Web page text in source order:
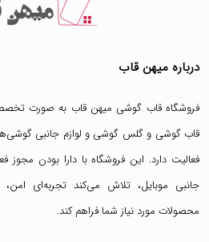
درباره میهن قاب
فروشگاه قاب گوشی میهن قاب به صورت
قاب گوشی وگلس گوشی و لوازم جانبی
فعالیت دارد. این فروشگاه با دارا بودن
جانبی موبایل، تلاش می‌کند تجربه‌ای
محصولات مورد نیاز شما فراهم کند.